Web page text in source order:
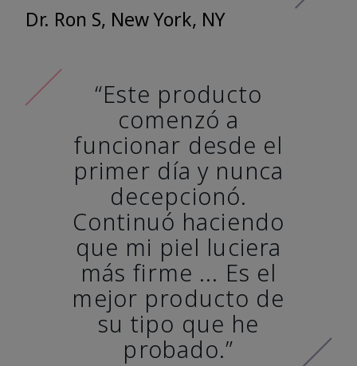
Dr. Ron S, New York, NY
“Este producto
comenzó a
funcionar desde el
primer día y nunca
decepcionó.
Continuó haciendo
que mi piel luciera
más firme ... Es el
mejor producto de
su tipo que he
probado.”